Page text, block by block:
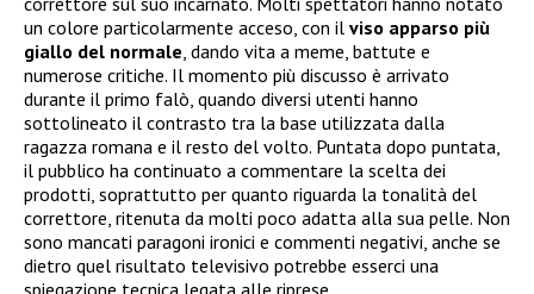
un colore particolarmente acceso, con il viso apparso più
giallo del normale , dando vita a meme, battute e
numerose critiche. Il momento più discusso è arrivato
durante il primo falò, quando diversi utenti hanno
sottolineato il contrasto tra la base utilizzata dalla
ragazza romana e il resto del volto. Puntata dopo puntata,
il pubblico ha continuato a commentare la scelta dei
prodotti, soprattutto per quanto riguarda la tonalità del
correttore, ritenuta da molti poco adatta alla sua pelle. Non
sono mancati paragoni ironici e commenti negativi, anche se
dietro quel risultato televisivo potrebbe esserci una
spiegazione tecnica legata alle riprese.